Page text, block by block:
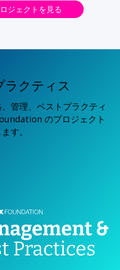
ジェクトを見る
ラクティス
管理、ベストプラクティ
のプロジェクト
す。